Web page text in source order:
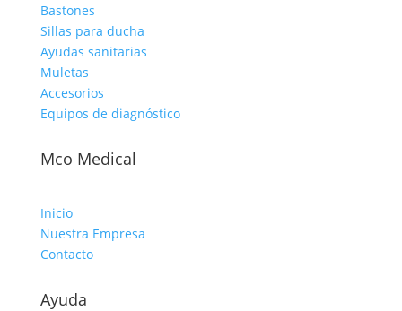
Bastones
Sillas para ducha
Ayudas sanitarias
Muletas
Accesorios
Equipos de diagnóstico
Mco Medical
Inicio
Nuestra Empresa
Contacto
Ayuda